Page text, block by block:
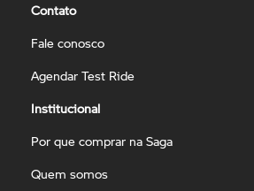
Contato
Fale conosco
Agendar Test Ride
Institucional
Por que comprar na Saga
Quem somos